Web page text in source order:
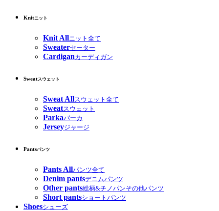
Knitニット
Knit Allニット全て
Sweaterセーター
Cardiganカーディガン
Sweatスウェット
Sweat Allスウェット全て
Sweatスウェット
Parkaパーカ
Jerseyジャージ
Pantsパンツ
Pants Allパンツ全て
Denim pantsデニムパンツ
Other pants総柄&チノパンその他パンツ
Short pantsショートパンツ
Shoesシューズ